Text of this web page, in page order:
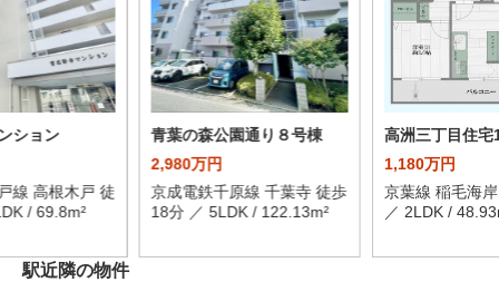
ション
線 高根木戸 徒
/ 69.8m²
青葉の森公園通り８号棟
2,980万円
京成電鉄千原線 千葉寺 徒歩
18分 ／ 5LDK / 122.13m²
高洲三丁目住宅
1,180万円
京葉線 稲毛海
／ 2LDK /
駅近隣の物件